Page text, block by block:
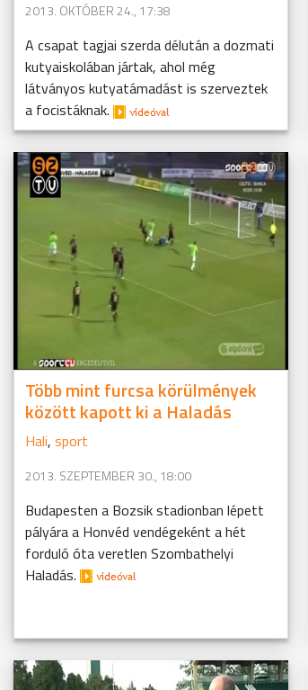
2013. OKTÓBER 24., 17:38
A csapat tagjai szerda délután a dozmati
kutyaiskolában jártak, ahol még
látványos kutyatámadást is szerveztek
a focistáknak.
Több mint furcsa körülmények
között kapott ki a Haladás
Hali, sport
2013. SZEPTEMBER 30., 18:00
Budapesten a Bozsik stadionban lépett
pályára a Honvéd vendégeként a hét
forduló óta veretlen Szombathelyi
Haladás.